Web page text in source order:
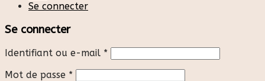
Se connecter
Se connecter
Identifiant ou e-mail *
Mot de passe *